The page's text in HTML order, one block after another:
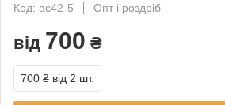
Код: ас42-5
Опт і роздріб
від 700 ₴
700 ₴ від 2 шт.